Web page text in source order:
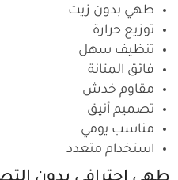
طهي بدون زيت
توزيع حرارة
تنظيف سهل
فائق المتانة
مقاوم خدش
تصميم أنيق
مناسب يومي
استخدام متعدد